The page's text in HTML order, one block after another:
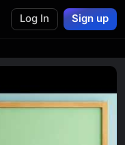
Log In Sign up